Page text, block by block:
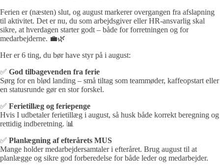
Ferien er (næsten) slut, og august markerer overgangen fra afslapning
til aktivitet. Det er nu, du som arbejdsgiver eller HR-ansvarlig skal
sikre, at hverdagen starter godt – både for forretningen og for
medarbejderne. 💼🌿
Her er 6 ting, du bør have styr på i august:
✅ God tilbagevenden fra ferie
Sørg for en blød landing – små tiltag som teammøder, kaffeopstart eller
en statusrunde gør en stor forskel.
✅ Ferietillæg og feriepenge
Hvis I udbetaler ferietillæg i august, så husk både korrekt beregning og
rettidig indberetning. 📊
✅ Planlægning af efterårets MUS
Mange holder medarbejdersamtaler i efteråret. Brug august til at
planlægge og sikre god forberedelse for både leder og medarbejder.